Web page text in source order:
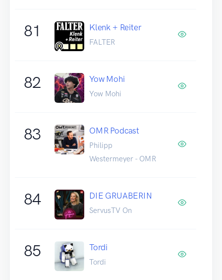
81 Klenk + Reiter
FALTER
82 Yow Mohi
Yow Mohi
83 OMR Podcast
Philipp
Westermeyer - OMR
84 DIE GRUABERIN
ServusTV On
85 Tordi
Tordi